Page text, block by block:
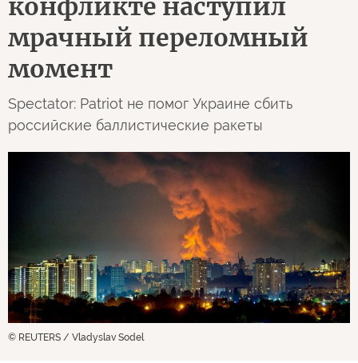
конфликте наступил
мрачный переломный
момент
Spectator: Patriot не помог Украине сбить
российские баллистические ракеты
© REUTERS / Vladyslav Sodel